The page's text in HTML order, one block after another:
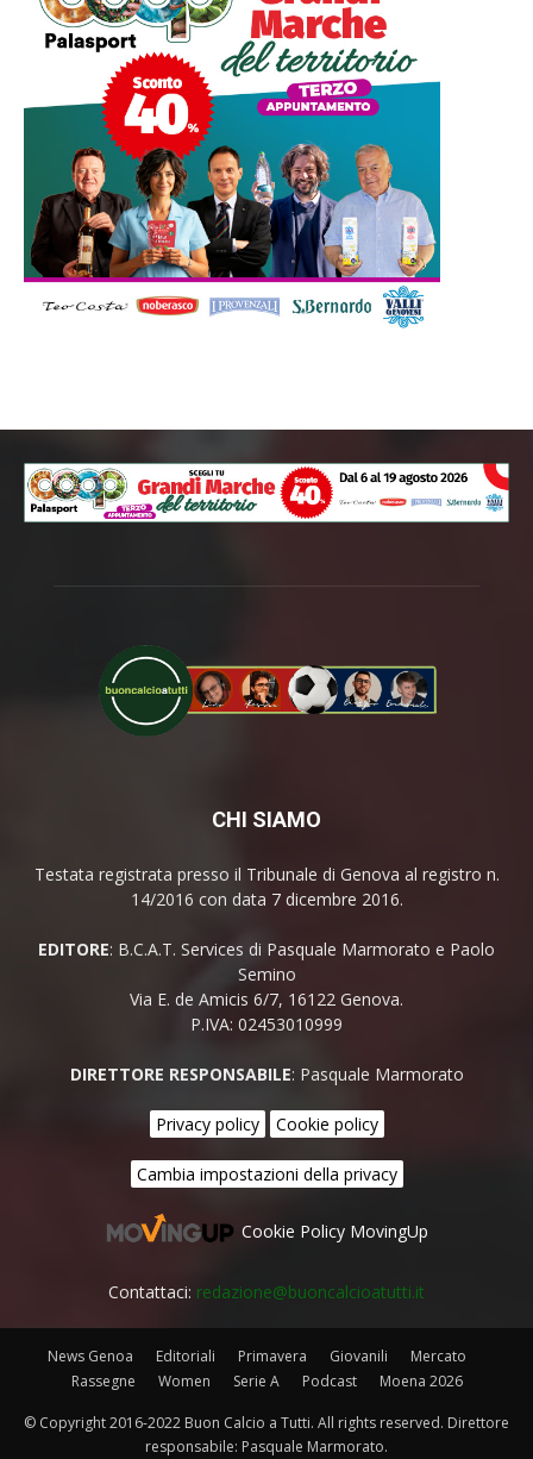
CHI SIAMO
Testata registrata presso il Tribunale di Genova al registro n.
14/2016 con data 7 dicembre 2016.
EDITORE: B.C.A.T. Services di Pasquale Marmorato e Paolo
Semino
Via E. de Amicis 6/7, 16122 Genova.
P.IVA: 02453010999
DIRETTORE RESPONSABILE: Pasquale Marmorato
Privacy policy Cookie policy
Cambia impostazioni della privacy
Cookie Policy MovingUp
Contattaci: redazione@buoncalcioatutti.it
News Genoa Editoriali Primavera Giovanili
Mercato
Rassegne
Women Serie A Podcast Moena 2026
© Copyright 2016-2022 Buon Calcio a Tutti. All rights reserved. Direttore
responsabile: Pasquale Marmorato.